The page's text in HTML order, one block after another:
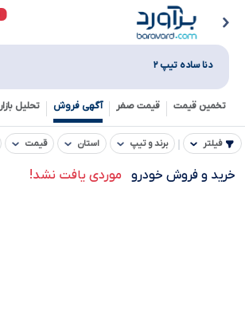
دنا ساده تیپ ۲
تخمین قیمت قیمت صفر آگهی فروش تحلیل بازار
فیلتر برند و تیپ استان قیمت
خرید و فروش خودرو موردی یافت نشد!